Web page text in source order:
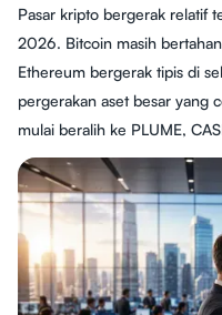
Pasar kripto bergerak relatif
2026. Bitcoin masih
Ethereum bergerak tipis di
pergerakan aset besar yang
mulai beralih ke PLUME,